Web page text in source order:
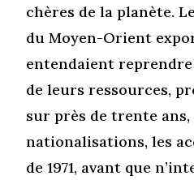
chères de la planète.
du Moyen-Orient
entendaient
de leurs ressources,
sur près de trente ans,
nationalisations, les
de 1971, avant que